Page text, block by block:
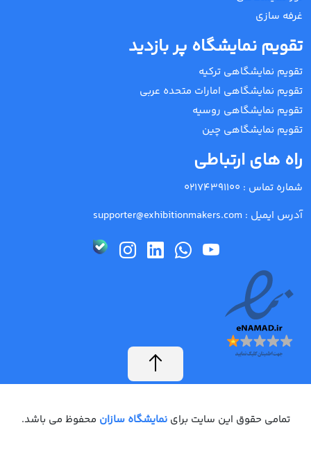
غرفه سازی
تقویم نمایشگاه پر بازدید
تقویم نمایشگاهی ترکیه
تقویم نمایشگاهی امارات متحده عربی
تقویم نمایشگاهی روسیه
تقویم نمایشگاهی چین
راه های ارتباطی
شماره تماس : 02174391100
آدرس ایمیل : supporter@exhibitionmakers.com
تمامی حقوق این سایت براینمایشگاه سازان محفوظ می باشد.